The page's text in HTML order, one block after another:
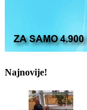
Najnovije!